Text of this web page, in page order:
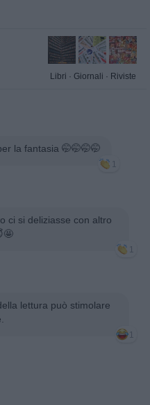
Libri · Giornali · Riviste
la fantasia 🤭🤭🤭🤭
1
ci si deliziasse con altro
1
lettura può stimolare
1